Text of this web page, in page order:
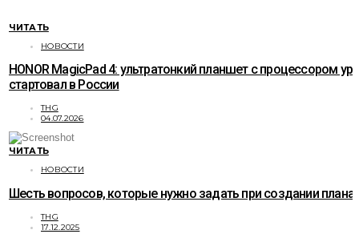
ЧИТАТЬ
НОВОСТИ
HONOR MagicPad 4: ультратонкий планшет с процессором
стартовал в России
THG
04.07.2026
ЧИТАТЬ
НОВОСТИ
Шесть вопросов, которые нужно задать при создании
THG
17.12.2025